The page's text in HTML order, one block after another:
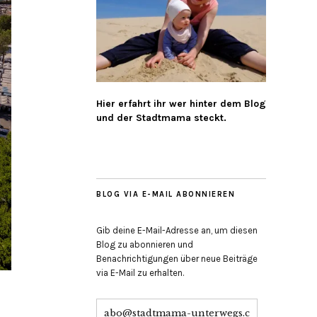
Hier erfahrt ihr wer hinter dem Blog
und der Stadtmama steckt.
BLOG VIA E-MAIL ABONNIEREN
Gib deine E-Mail-Adresse an, um diesen
Blog zu abonnieren und
Benachrichtigungen über neue Beiträge
via E-Mail zu erhalten.